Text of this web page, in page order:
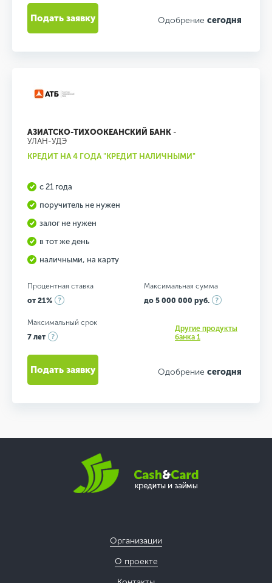
Одобрение сегодня
Подать заявку
АЗИАТСКО-ТИХООКЕАНСКИЙ БАНК -
УЛАН-УДЭ
КРЕДИТ НА 4 ГОДА "КРЕДИТ НАЛИЧНЫМИ"
с 21 года
поручитель не нужен
залог не нужен
в тот же день
наличными, на карту
Процентная ставка
от 21%
Максимальная сумма
до 5 000 000 руб.
Максимальный срок
7 лет
Другие продукты
банка 1
Одобрение сегодня
Подать заявку
Организации
О проекте